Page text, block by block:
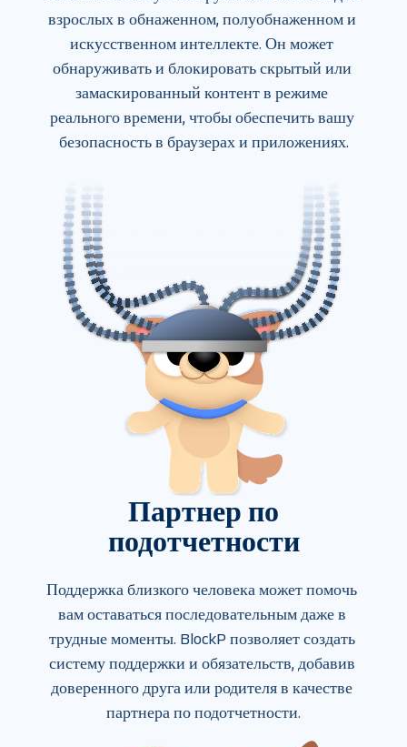
взрослых в обнаженном, полуобнаженном и
искусственном интеллекте. Он может
обнаруживать и блокировать скрытый или
замаскированный контент в режиме
реального времени, чтобы обеспечить вашу
безопасность в браузерах и приложениях.
Партнер по
подотчетности
Поддержка близкого человека может помочь
вам оставаться последовательным даже в
трудные моменты. BlockP позволяет создать
систему поддержки и обязательств, добавив
доверенного друга или родителя в качестве
партнера по подотчетности.